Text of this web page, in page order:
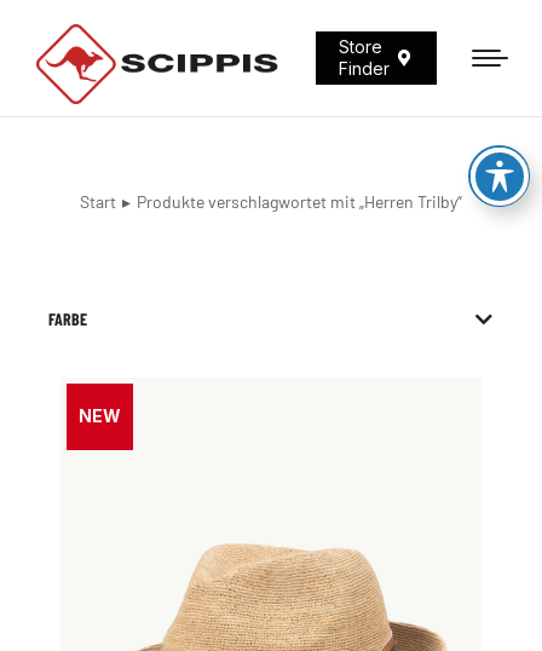
Store
Finder
Sie befinden sich hier:
Start Produkte verschlagwortet mit „Herren Trilby“
FARBE
NEW